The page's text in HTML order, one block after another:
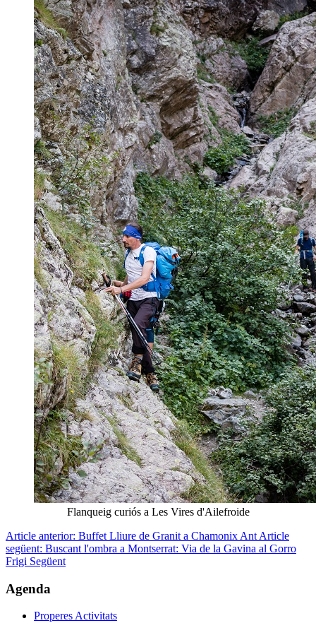
Flanqueig curiós a Les Vires d'Ailefroide
Article anterior: Buffet Lliure de Granit a Chamonix Ant Article
següent: Buscant l'ombra a Montserrat: Via de la Gavina al Gorro
Frigi Següent
Agenda
Properes Activitats